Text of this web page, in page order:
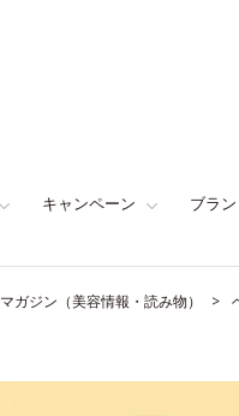
キャンペーン ブラ
マガジン（美容情報・読み物）